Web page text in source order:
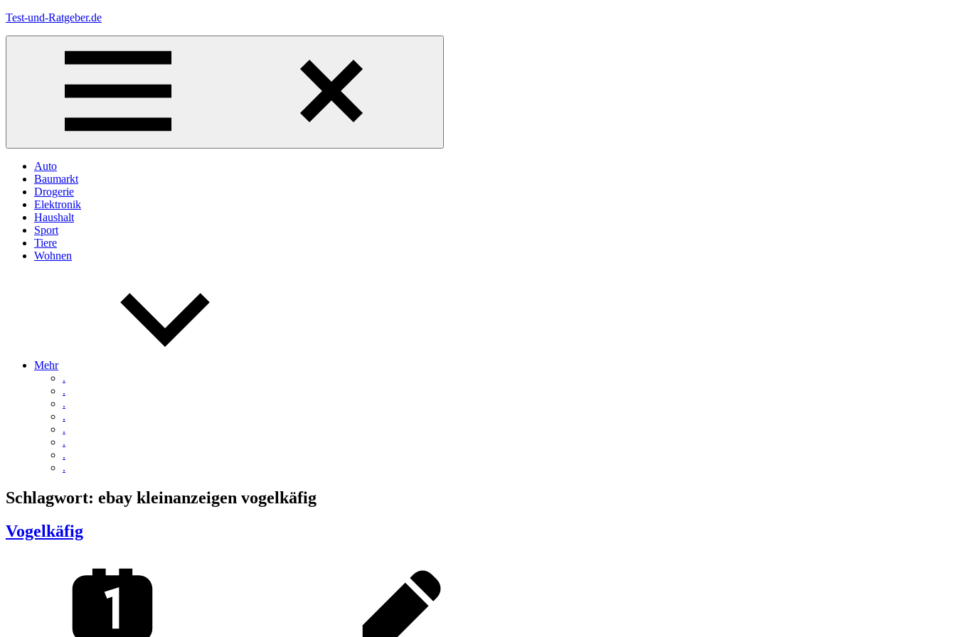
Zum
Test-und-Ratgeber.de
Menü
Auto
Baumarkt
Drogerie
Elektronik
Haushalt
Sport
Tiere
Wohnen
Mehr
.
.
.
.
.
.
.
.
Schlagwort: ebay kleinanzeigen vogelkäfig
Vogelkäfig